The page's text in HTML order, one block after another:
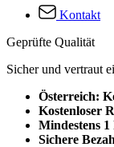
Kontakt
Geprüfte Qualität
Sicher und vertraut
Österreich:
Kostenloser
Mindestens 1
Sichere